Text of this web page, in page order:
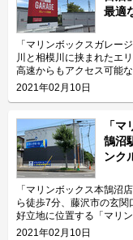
最適
「マリンボックスガレージ一之宮5丁目店」
川と相模川に挟まれたエ
高速からもアクセス可能
寄り駅はJR相模線の寒川
ンクルーム事業を運営す
設運営でお客様目線のサ
社マリンボックスが運営
店」の特長や利用用途などをご紹介致し
一之宮5丁目店」の特長を教えてください。
宮5丁目店」は、電源付き
が特長です。 周辺地域
である神奈川県道44号伊
おり、車社会が形成され
店」の庫内には電源が付
2021年02月10日
「
鵠沼
ンク
「マリンボックス本鵠沼店」 神奈川県藤沢市、小田急江ノ島線本鵠
ら徒歩7分、藤沢市の玄
好立地に位置する「マリ
に本社を構え、湘南エリ
2021年02月10日